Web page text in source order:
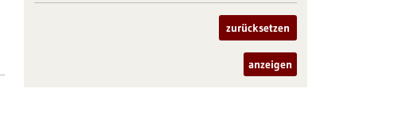
zurücksetzen
anzeigen